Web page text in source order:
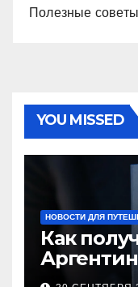
Полезные советы
YOU MISSED
НОВОСТИ ДЛЯ
Как